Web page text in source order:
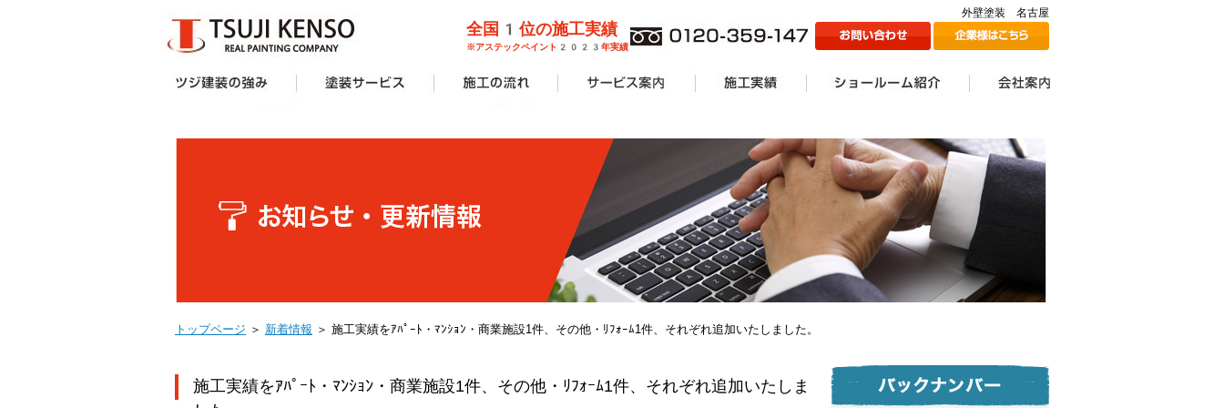
外壁塗装 名古屋
全国1位の施工実績
※アステックペイント2023年実績
トップページ ＞ 新着情報 ＞ 施工実績をｱﾊﾟｰﾄ・ﾏﾝｼｮﾝ・商業施設1件、その他・ﾘﾌｫｰﾑ1件、それぞれ追加いたしました。
施工実績をｱﾊﾟｰﾄ・ﾏﾝｼｮﾝ・商業施設1件、その他・ﾘﾌｫｰﾑ1件、それぞれ追加いたしま